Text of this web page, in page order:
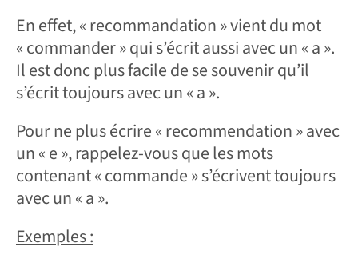
En effet, « recommandation » vient du mot
« commander » qui s’écrit aussi avec un « a ».
Il est donc plus facile de se souvenir qu’il
s’écrit toujours avec un « a ».
Pour ne plus écrire « recommendation » avec
un « e », rappelez-vous que les mots
contenant « commande » s’écrivent toujours
avec un « a ».
Exemples :